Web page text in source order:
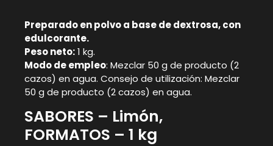
Preparado en polvo a base de dextrosa, con
edulcorante.
Peso neto:1 kg.
Modo de empleo: Mezclar 50 g de producto (2
cazos) en agua. Consejo de utilización: Mezclar
50 g de producto (2 cazos) en agua.
SABORES – Limón,
FORMATOS – 1 kg